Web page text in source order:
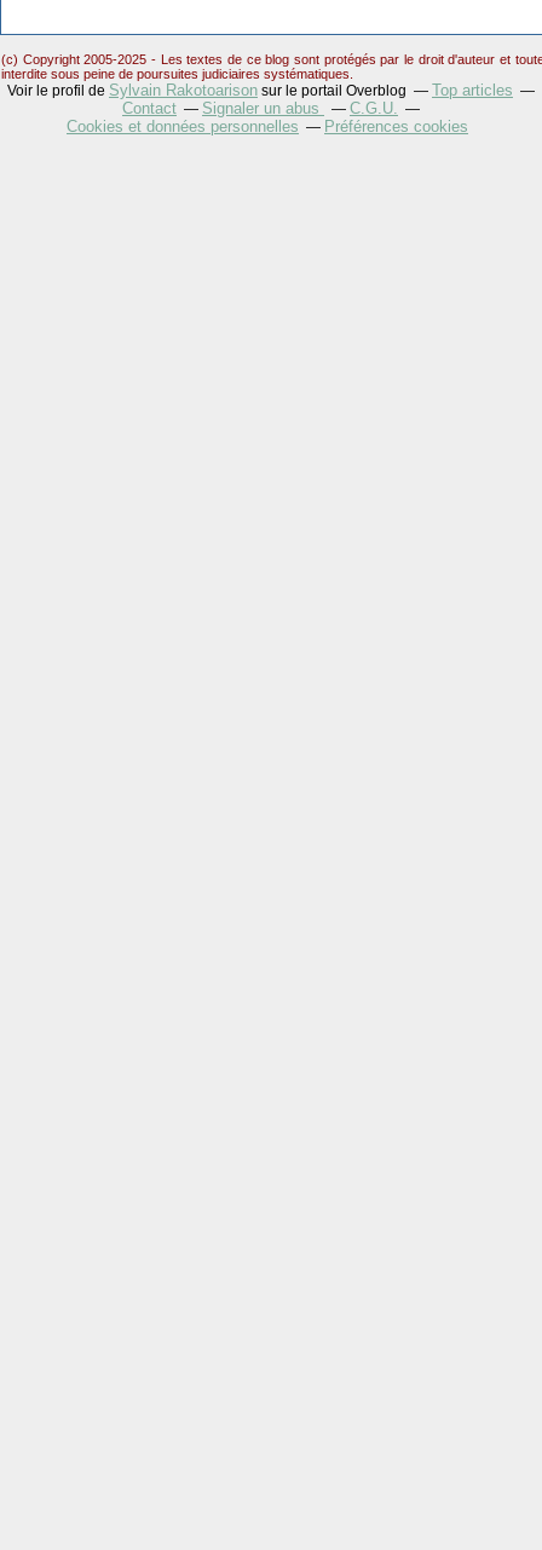
(c) Copyright 2005-2025 - Les textes de ce blog sont protégés par le droit d'auteur et
interdite sous peine de poursuites judiciaires systématiques.
Voir le profil de Sylvain Rakotoarison sur le portail Overblog
Top articles
Contact
Signaler un abus
C.G.U.
Cookies et données personnelles
Préférences cookies